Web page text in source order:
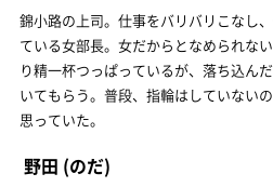
錦小路の上司。仕事をバリバリこなし
ている女部長。女だからとなめられな
り精一杯つっぱっているが、落ち込ん
いてもらう。普段、指輪はしていない
思っていた。
野田 (のだ)